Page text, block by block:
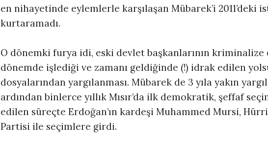
en nihayetinde eylemlerle karşılaşan Mübarek’i 2011’deki
kurtaramadı.
O dönemki furya idi, eski devlet başkanlarının
dönemde işlediği ve zamanı geldiğinde (!) idrak edilen
dosyalarından yargılanması. Mübarek de 3 yıla yakın
ardından binlerce yıllık Mısır’da ilk demokratik, şeffaf
edilen süreçte Erdoğan’ın kardeşi Muhammed Mursi,
Partisi ile seçimlere girdi.